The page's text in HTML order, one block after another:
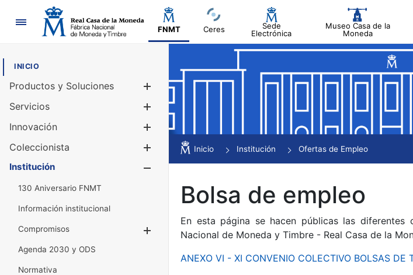
Navegación
FNMT Ceres
Sede
Electrónica
Museo Casa de la
Moneda
INICIO
Productos y Soluciones
Mostrar/Ocultar
Servicios
Innovación
Coleccionista
Mostrar/Ocultar
Institución
130 Aniversario FNMT
Información institucional
Compromisos
Mostrar/Ocultar
Agenda 2030 y ODS
Normativa
Inicio Institución Ofertas de Empleo
Bolsa de empleo
En esta página se hacen públicas las
Nacional de Moneda y Timbre - Real Casa de la
ANEXO VI - XI CONVENIO COLECTIVO BOLSAS DE